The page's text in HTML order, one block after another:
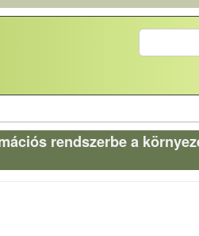
Search
rendszerbe a